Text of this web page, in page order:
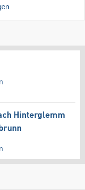
Hinterglemm